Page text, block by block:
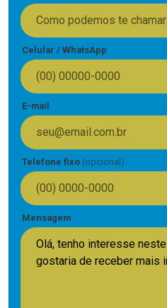
Celular / WhatsApp
E-mail
Telefone fixo (opcional)
Mensagem